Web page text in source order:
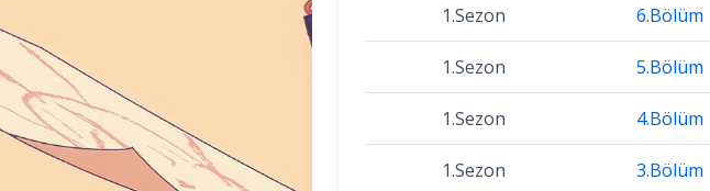
1.Sezon 6.Bölüm
1.Sezon 5.Bölüm
1.Sezon 4.Bölüm
1.Sezon 3.Bölüm